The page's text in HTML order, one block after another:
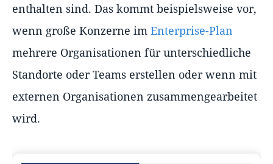
enthalten sind. Das kommt beispielsweise vor,
wenn große Konzerne im Enterprise-Plan
mehrere Organisationen für unterschiedliche
Standorte oder Teams erstellen oder wenn mit
externen Organisationen zusammengearbeitet
wird.